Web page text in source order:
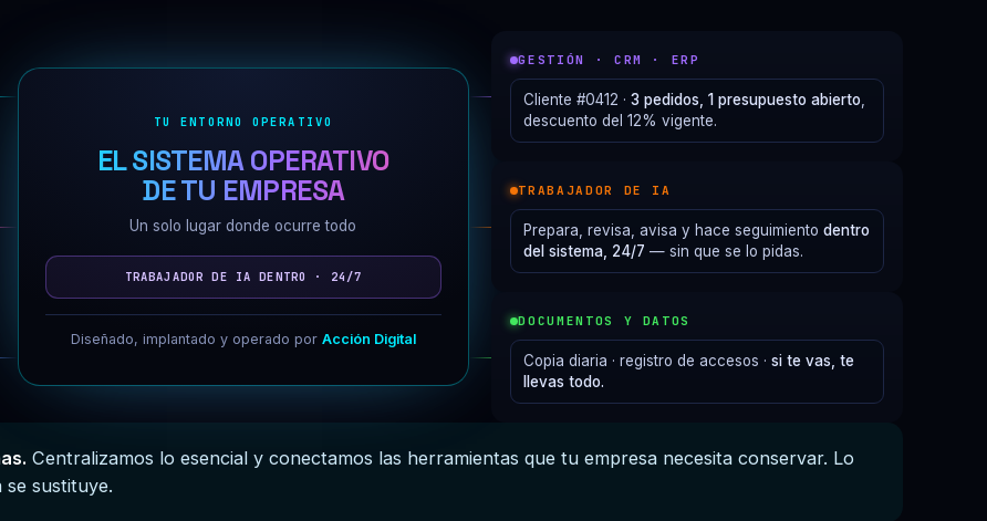
TU ENTORNO OPERATIVO
EL SISTEMA OPERATIVO
DE TU EMPRESA
Un solo lugar donde ocurre todo
TRABAJADOR DE IA DENTRO · 24/7
Diseñado, implantado y operado por Acción Digital
GESTIÓN · CRM · ERP
Cliente #0412 ·3 pedidos, 1 presupuesto abierto
descuento del 12% vigente.
TRABAJADOR DE IA
Prepara, revisa, avisa y hace seguimientodentro
del sistema, 24/7 — sin que se lo pidas.
DOCUMENTOS Y DATOS
Copia diaria · registro de accesos ·si te vas, te
llevas todo.
Centralizamos lo esencial y conectamos las herramientas que tu empresa necesita conservar. Lo
se sustituye.